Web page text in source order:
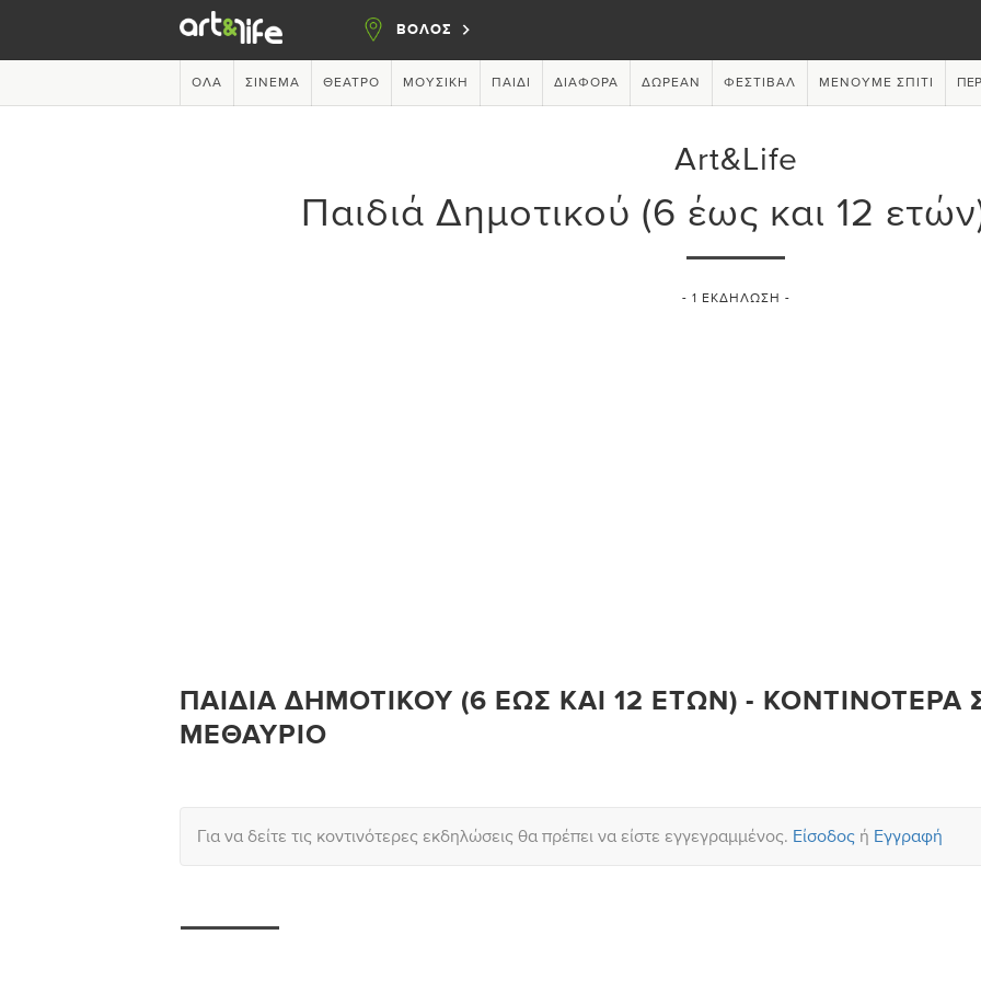
ΒΟΛΟΣ
ΌΛΑ ΣΙΝΕΜΆ ΘΈΑΤΡΟ ΜΟΥΣΙΚΉ ΠΑΙΔΊ ΔΙΆΦΟΡΑ ΔΩΡΕΆΝ ΦΕΣΤΙΒΆΛ ΜΈΝΟΥΜΕ ΣΠΊΤΙ
Art&Life
Παιδιά Δημοτικού (6 έως και 12
- 1 ΕΚΔΉΛΩΣΗ -
ΠΑΙΔΙΆ ΔΗΜΟΤΙΚΟΎ (6 ΈΩΣ ΚΑΙ 12 ΕΤΏΝ) - ΚΟΝΤΙΝΌΤΕΡΑ
ΜΕΘΑΎΡΙΟ
Για να δείτε τις κοντινότερες εκδηλώσεις θα πρέπει να είστε εγγεγραμμένος. Είσοδος ή Εγγραφή